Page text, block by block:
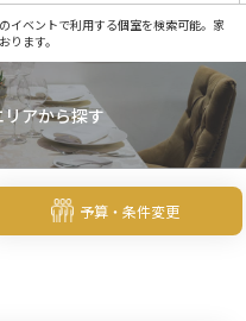
イベントで利用する個室を検索可能。家
ります。
アから探す
予算・条件変更